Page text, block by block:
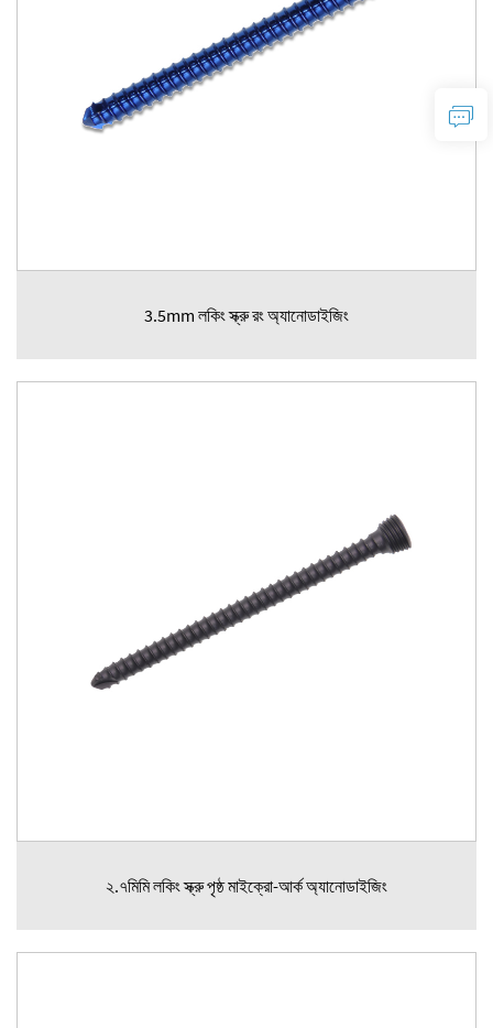
3.5mm লকিং স্ক্রু রং অ্যানোডাইজিং
২.৭মিমি লকিং স্ক্রু পৃষ্ঠ মাইক্রো-আর্ক অ্যানোডাইজিং